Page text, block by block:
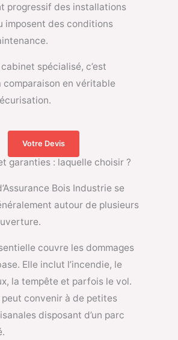
progressif des installations
imposent des conditions
spécialisé, c’est
comparaison en véritable
Votre Devis
garanties : laquelle choisir ?
Bois Industrie se
autour de plusieurs
couvre les dommages
Elle inclut l’incendie, le
la tempête et parfois le vol.
convenir à de petites
disposant d’un parc